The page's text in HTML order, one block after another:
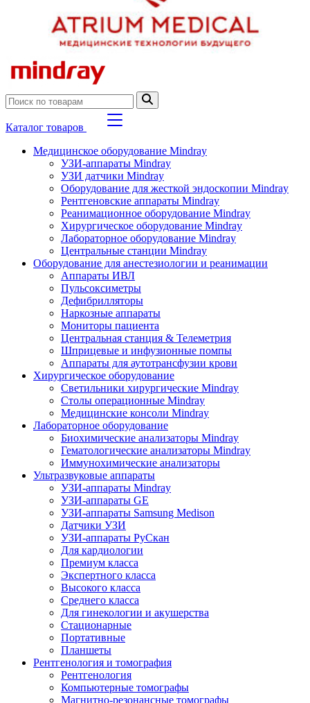
Каталог товаров
Медицинское оборудование Mindray
УЗИ-аппараты Mindray
УЗИ датчики Mindray
Оборудование для жесткой эндоскопии Mindray
Рентгеновские аппараты Mindray
Реанимационное оборудование Mindray
Хирургическое оборудование Mindray
Лабораторное оборудование Mindray
Центральные станции Mindray
Оборудование для анестезиологии и реанимации
Аппараты ИВЛ
Пульсоксиметры
Дефибрилляторы
Наркозные аппараты
Мониторы пациента
Центральная станция & Телеметрия
Шприцевые и инфузионные помпы
Аппараты для аутотрансфузии крови
Хирургическое оборудование
Светильники хирургические Mindray
Столы операционные Mindray
Медицинские консоли Mindray
Лабораторное оборудование
Биохимические анализаторы Mindray
Гематологические анализаторы Mindray
Иммунохимические анализаторы
Ультразвуковые аппараты
УЗИ-аппараты Mindray
УЗИ-аппараты GE
УЗИ-аппараты Samsung Medison
Датчики УЗИ
УЗИ-аппараты РуСкан
Для кардиологии
Премиум класса
Экспертного класса
Высокого класса
Среднего класса
Для гинекологии и акушерства
Стационарные
Портативные
Планшеты
Рентгенология и томография
Рентгенология
Компьютерные томографы
Магнитно-резонансные томографы